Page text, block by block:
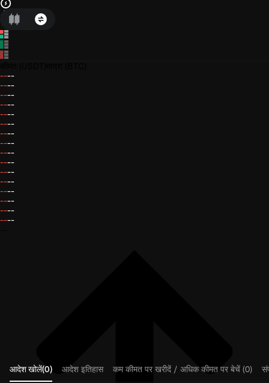
----
----
----
----
----
----
----
----
----
----
----
----
----
----
----
----
आदेश खोलें(0) आदेश इतिहास कम कीमत पर खरीदें / अधिक कीमत पर बेचें (0)